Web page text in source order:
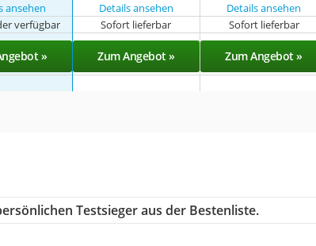
ansehen Details ansehen Details ansehen
verfügbar Sofort lieferbar Sofort lieferbar
» Zum Angebot » Zum Angebot »
Testsieger aus der Bestenliste.